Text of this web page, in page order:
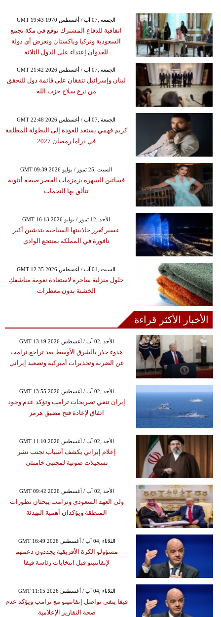
GMT 19:43 1970 الجمعة ,07 آب / أغسطس
اتفاقية للدفاع المشترك توقَع في مكة تجمع
السعودية وتركيا وباكستان وتعرض أي دولة
للعدوان إعتداء على الدول الثلاثة
GMT 21:42 2026 الجمعة ,07 آب / أغسطس
لبنان وإسرائيل تتفقان على قائمة دول للتحقق
من نزع سلاح حزب الله
GMT 22:48 2026 الجمعة ,07 آب / أغسطس
كريم فهمي يستعد للعودة إلى البطولة المطلقة
في دراما رمضان 2027
GMT 09:39 2026 السبت ,25 تموز / يوليو
فساتين السهرة بزمزمات الخصر صيحة أنثوية
تتألق بها النجمات
GMT 16:13 2026 الأحد ,12 تموز / يوليو
عسير تُعزز جاذبيتها السياحية بتدشين أكبر
نافورة في المملكة بمنتجع الوادي
GMT 12:35 2026 السبت ,01 آب / أغسطس
حلول منزلية ساحرة لاستعادة نعومة مناشفكِ
الخشنة بدون معطرات
الأخبار الأكثر قراءة
GMT 13:19 2026 الأحد ,02 آب / أغسطس
هدوء حذر بالشرق الأوسط بعد تراجع ترامب
عن الضربة وتحذيرات أميركية وتصعيد إيراني
GMT 13:55 2026 الأحد ,02 آب / أغسطس
إيران تنفي تصريحات ترامب وتؤكد عدم وجود
اتفاق لإعادة فتح مضيق هرمز
GMT 11:10 2026 الأحد ,02 آب / أغسطس
إعلام إيراني يكشف أسباب تجنب نشر
تسجيلات صوتية لمجتبى خامنئي
GMT 09:42 2026 الأحد ,02 آب / أغسطس
ولي العهد السعودي وترامب يبحثان تطورات
المنطقة ويؤكدان أهمية التهدئة
GMT 16:49 2026 الثلاثاء ,04 آب / أغسطس
مسؤولو الكرة الأفريقية يجددون دعمهم
لإنفانتينو قبل انتخابات رئاسة فيفا
GMT 11:15 2026 الثلاثاء ,04 آب / أغسطس
فيفا ينفي تواصل إنفانتينو مع ترامب ويؤكد عدم
صحة التقارير الإعلامية